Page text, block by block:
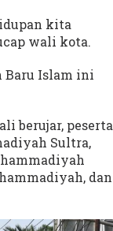
kita
wali kota.
Baru Islam ini
berujar, peserta
Sultra,
dan